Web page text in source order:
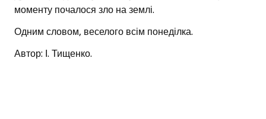
моменту почалося зло на землі.
Одним словом, веселого всім понеділка.
Автор: І. Тищенко.